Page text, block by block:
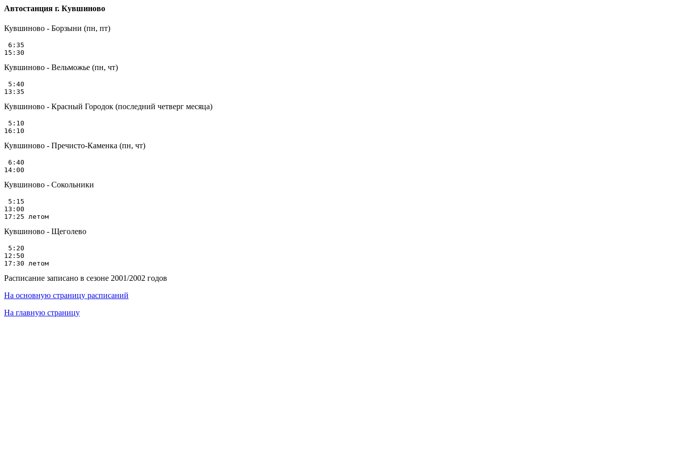
Автостанция г. Кувшиново
Кувшиново - Борзыни (пн, пт)
6:35
Кувшиново - Вельможье (пн, чт)
5:40
Кувшиново - Красный Городок (последний четверг месяца)
5:10
Кувшиново - Пречисто-Каменка (пн, чт)
6:40
Кувшиново - Сокольники
5:15
13:00
Кувшиново - Щеголево
5:20
12:50
Расписание записано в сезоне 2001/2002 годов
На основную страницу расписаний
На главную страницу